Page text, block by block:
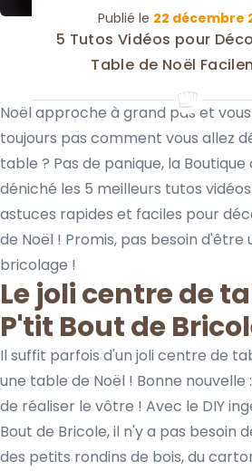
Publié le 22 décembre
5 Tutos Vidéos pour
Table de Noël
Noël approche à grand pas et
toujours pas comment vous allez
table ? Pas de panique, la Boutique
déniché les 5 meilleurs tutos
astuces rapides et faciles pour
de Noël ! Promis, pas besoin d'être
bricolage !
Le joli centre de
P'tit Bout de
Il suffit parfois d'un joli centre de
une table de Noël ! Bonne nouvelle
de réaliser le vôtre ! Avec le DIY
Bout de Bricole, il n'y a pas besoin
des petits rondins de bois, du